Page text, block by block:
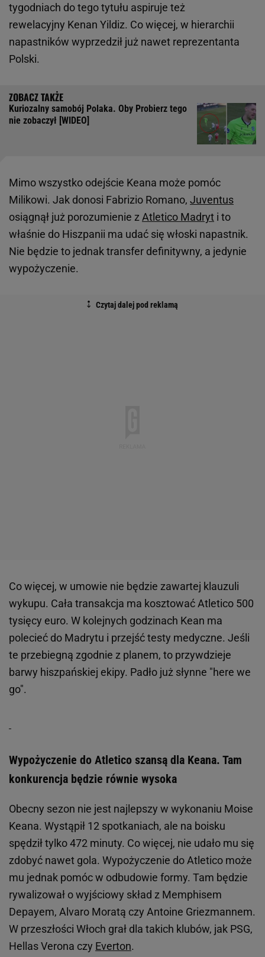
tygodniach do tego tytułu aspiruje też
rewelacyjny Kenan Yildiz. Co więcej, w hierarchii
napastników wyprzedził już nawet reprezentanta
Polski.
Kuriozalny samobój Polaka. Oby Probierz tego
nie zobaczył [WIDEO]
Mimo wszystko odejście Keana może pomóc
Milikowi. Jak donosi Fabrizio Romano, Juventus
osiągnął już porozumienie z Atletico Madryt i to
właśnie do Hiszpanii ma udać się włoski napastnik.
Nie będzie to jednak transfer definitywny, a jedynie
wypożyczenie.
Co więcej, w umowie nie będzie zawartej klauzuli
wykupu. Cała transakcja ma kosztować Atletico 500
tysięcy euro. W kolejnych godzinach Kean ma
polecieć do Madrytu i przejść testy medyczne. Jeśli
te przebiegną zgodnie z planem, to przywdzieje
barwy hiszpańskiej ekipy. Padło już słynne "here we
go".
Wypożyczenie do Atletico szansą dla Keana. Tam
konkurencja będzie równie wysoka
Obecny sezon nie jest najlepszy w wykonaniu Moise
Keana. Wystąpił 12 spotkaniach, ale na boisku
spędził tylko 472 minuty. Co więcej, nie udało mu się
zdobyć nawet gola. Wypożyczenie do Atletico może
mu jednak pomóc w odbudowie formy. Tam będzie
rywalizował o wyjściowy skład z Memphisem
Depayem, Alvaro Moratą czy Antoine Griezmannem.
W przeszłości Włoch grał dla takich klubów, jak PSG,
Hellas Verona czy Everton.